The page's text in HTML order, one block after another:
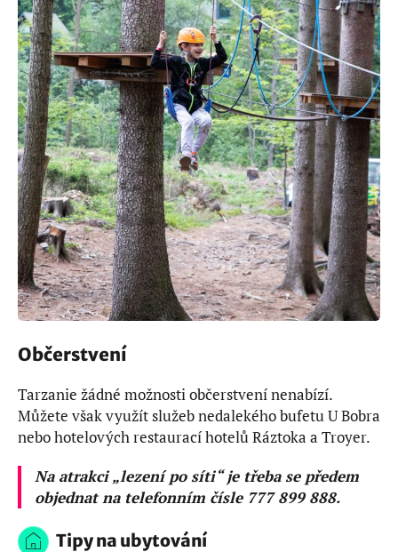
Občerstvení
Tarzanie žádné možnosti občerstvení nenabízí.
Můžete však využít služeb nedalekého bufetu U Bobra
nebo hotelových restaurací hotelů Ráztoka a Troyer.
Na atrakci „lezení po síti“ je třeba se předem
objednat na telefonním čísle 777 899 888.
Tipy na ubytování